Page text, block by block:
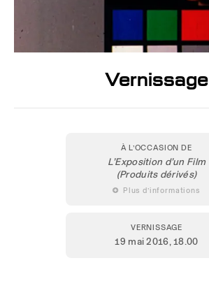
Vernissage
À L’OCCASION DE
L’Exposition d’un Film
(Produits dérivés)
 Plus d’informations
VERNISSAGE
19 mai 2016, 18.00